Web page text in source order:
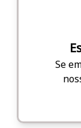
Se